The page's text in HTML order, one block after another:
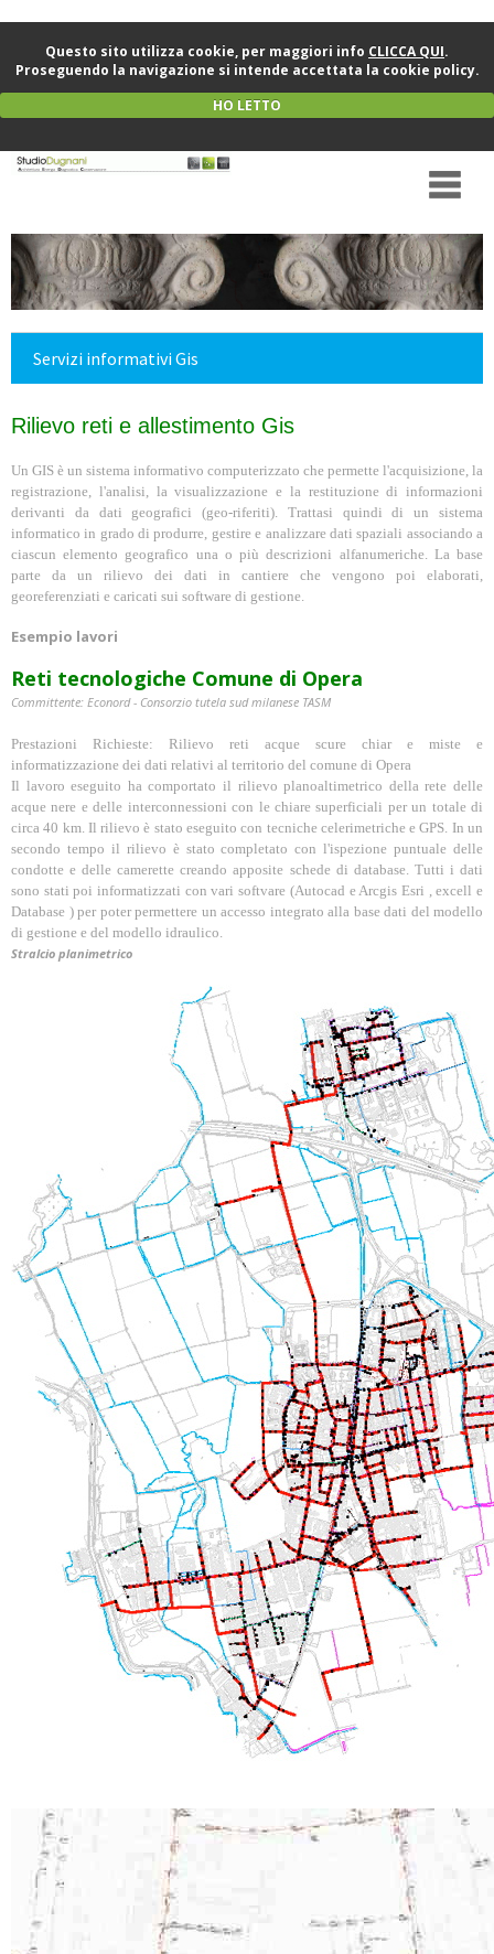
Questo sito utilizza cookie, per maggiori info CLICCA QUI.
Proseguendo la navigazione si intende accettata la cookie policy.
HO LETTO
Servizi informativi Gis
Rilievo reti e allestimento Gis
Un GIS è un sistema informativo computerizzato che permette l'acquisizione, la
registrazione, l'analisi, la visualizzazione e la restituzione di informazioni
derivanti da dati geografici (geo-riferiti). Trattasi quindi di un sistema
informatico in grado di produrre, gestire e analizzare dati spaziali associando a
ciascun elemento geografico una o più descrizioni alfanumeriche. La base
parte da un rilievo dei dati in cantiere che vengono poi elaborati,
georeferenziati e caricati sui software di gestione.
Esempio lavori
Reti tecnologiche Comune di Opera
Committente: Econord - Consorzio tutela sud milanese TASM
Prestazioni Richieste: Rilievo reti acque scure chiar e miste e
informatizzazione dei dati relativi al territorio del comune di Opera
Il lavoro eseguito ha comportato il rilievo planoaltimetrico della rete delle
acque nere e delle interconnessioni con le chiare superficiali per un totale di
circa 40 km. Il rilievo è stato eseguito con tecniche celerimetriche e GPS. In un
secondo tempo il rilievo è stato completato con l'ispezione puntuale delle
condotte e delle camerette creando apposite schede di database. Tutti i dati
sono stati poi informatizzati con vari softvare (Autocad e Arcgis Esri , excell e
Database ) per poter permettere un accesso integrato alla base dati del modello
di gestione e del modello idraulico.
Stralcio planimetrico